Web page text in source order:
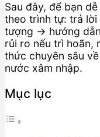
Sau đây, để bạn
theo trình tự: trả
tượng → hướng
rủi ro nếu trì hoãn,
thức chuyên sâu
nước xâm nhập.
Mục lục